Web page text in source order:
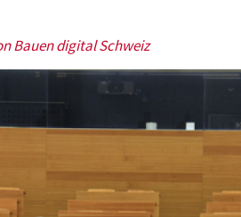
Bauen digital Schweiz